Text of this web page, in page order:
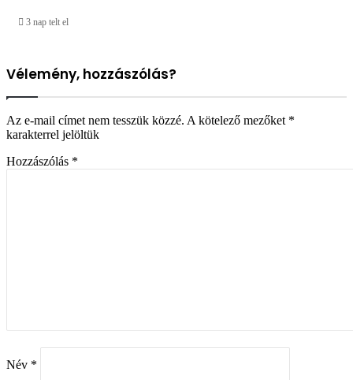
3 nap telt el
Vélemény, hozzászólás?
Az e-mail címet nem tesszük közzé. A kötelező mezőket *
karakterrel jelöltük
Hozzászólás *
Név *